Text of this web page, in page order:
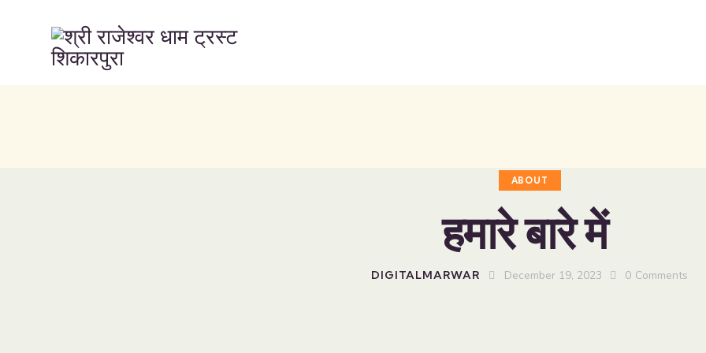
ABOUT
हमारे बारे में
DIGITALMARWAR December 19, 2023 0 Comments